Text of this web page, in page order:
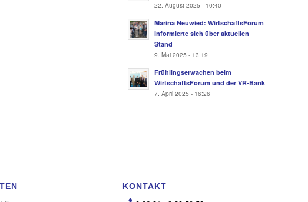
22. August 2025 - 10:40
Marina Neuwied: WirtschaftsForum
informierte sich über aktuellen
Stand
9. Mai 2025 - 13:19
Frühlingserwachen beim
WirtschaftsForum und der VR-Bank
7. April 2025 - 16:26
KONTAKT